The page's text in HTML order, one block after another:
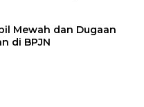
Mewah dan Dugaan
di BPJN